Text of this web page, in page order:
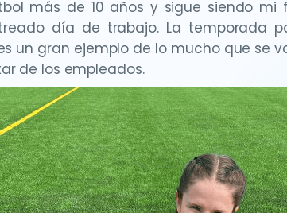
más de 10 años y sigue siendo
día de trabajo. La temporada
un gran ejemplo de lo mucho que se
de los empleados.